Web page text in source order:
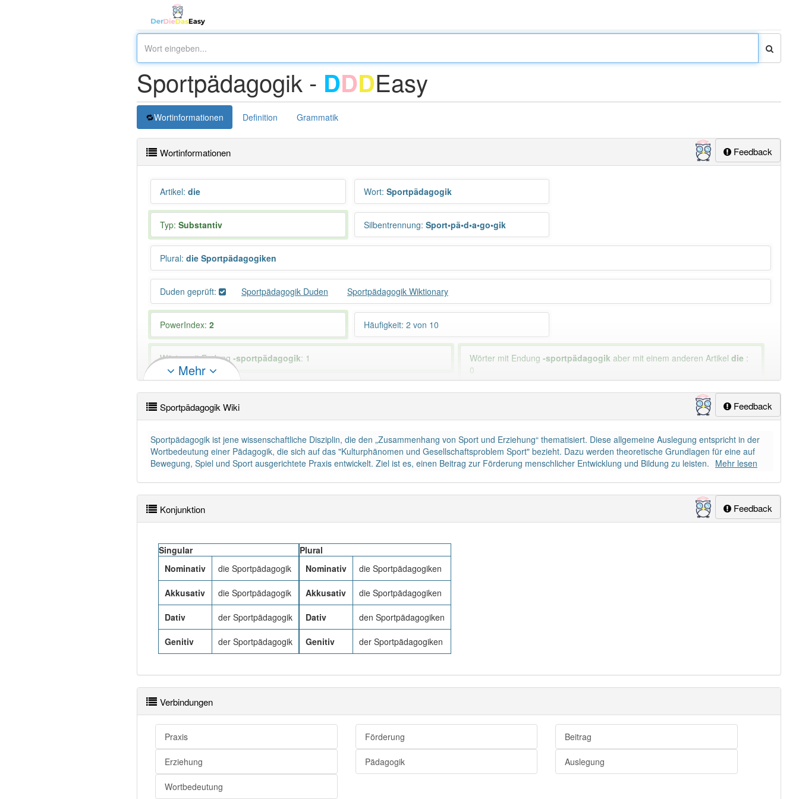
Sportpädagogik - DDDEasy
Wortinformationen Definition Grammatik
Feedback
Wortinformationen
Artikel: die Wort: Sportpädagogik
Typ: Substantiv Silbentrennung: Sport•pä•d•a•go•gik
Plural: die Sportpädagogiken
Duden geprüft: Sportpädagogik Duden Sportpädagogik Wiktionary
PowerIndex: 2 Häufigkeit: 2 von 10
Wörter mit Endung -sportpädagogik: 1 Wörter mit Endung-sportpädagogik aber mit einem anderen Artikeldie :
0
96% unserer Spielapp-Nutzer haben den Artikel korrekt erraten.
Mehr
Feedback
Sportpädagogik Wiki
Sportpädagogik ist jene wissenschaftliche Disziplin, die den „Zusammenhang von Sport und Erziehung“ thematisiert. Diese allgemeine Auslegung entspricht in der
Wortbedeutung einer Pädagogik, die sich auf das "Kulturphänomen und Gesellschaftsproblem Sport" bezieht. Dazu werden theoretische Grundlagen für eine auf
Bewegung, Spiel und Sport ausgerichtete Praxis entwickelt. Ziel ist es, einen Beitrag zur Förderung menschlicher Entwicklung und Bildung zu leisten. Mehr lesen
Feedback
Konjunktion
Singular
Nominativ
die Sportpädagogik
Akkusativ die Sportpädagogik
Dativ der Sportpädagogik
Genitiv der Sportpädagogik
Plural
Nominativ
die Sportpädagogiken
Akkusativ die Sportpädagogiken
Dativ den Sportpädagogiken
Genitiv der Sportpädagogiken
Verbindungen
Praxis Förderung Beitrag
Erziehung Pädagogik Auslegung
Wortbedeutung